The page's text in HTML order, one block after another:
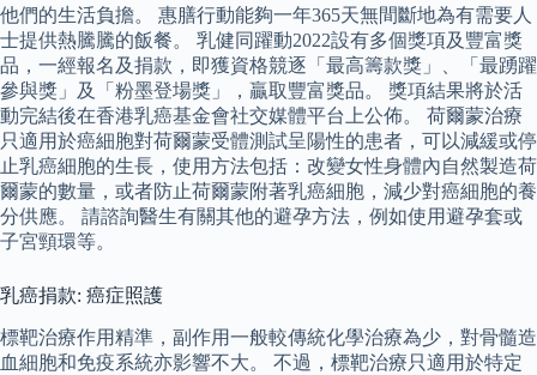
他們的生活負擔。 惠膳行動能夠一年365天無間斷地為有需要人
士提供熱騰騰的飯餐。 乳健同躍動2022設有多個獎項及豐富獎
品，一經報名及捐款，即獲資格競逐「最高籌款獎」、「最踴躍
參與獎」及「粉墨登場獎」，贏取豐富獎品。 獎項結果將於活
動完結後在香港乳癌基金會社交媒體平台上公佈。 荷爾蒙治療
只適用於癌細胞對荷爾蒙受體測試呈陽性的患者，可以減緩或停
止乳癌細胞的生長，使用方法包括：改變女性身體內自然製造荷
爾蒙的數量，或者防止荷爾蒙附著乳癌細胞，減少對癌細胞的養
分供應。 請諮詢醫生有關其他的避孕方法，例如使用避孕套或
子宮頸環等。
乳癌捐款: 癌症照護
標靶治療作用精準，副作用一般較傳統化學治療為少，對骨髓造
血細胞和免疫系統亦影響不大。 不過，標靶治療只適用於特定